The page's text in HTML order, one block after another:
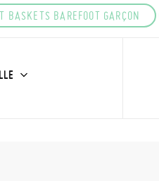
BASKETS BAREFOOT GARÇON